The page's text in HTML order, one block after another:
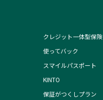
クレジット一体型保険
使ってバック
スマイルパスポート
KINTO
保証がつくしプラン